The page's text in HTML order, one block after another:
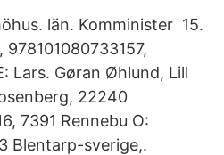
län. Komminister 15.
Lars. Gøran Øhlund, Lill
22240
7391 Rennebu O:
Blentarp-sverige,.